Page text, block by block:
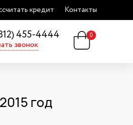
кредит Контакты
455-4444
звонок
0
год